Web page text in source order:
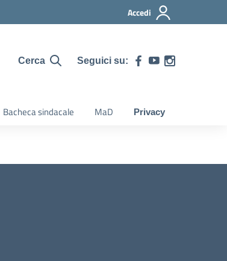
Accedi
Cerca Seguici su:
Bacheca sindacale MaD Privacy